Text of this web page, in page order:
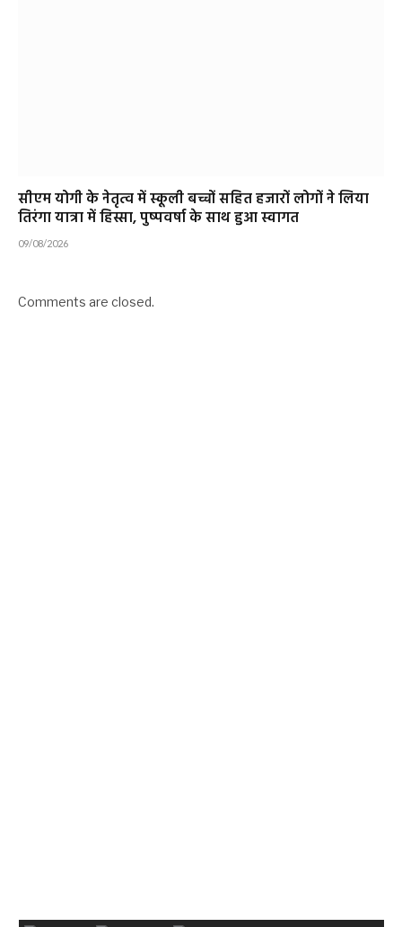
सीएम योगी के नेतृत्व में स्कूली बच्चों सहित हजारों लोगों ने लिया
तिरंगा यात्रा में हिस्सा, पुष्पवर्षा के साथ हुआ स्वागत
09/08/2026
Comments are closed.